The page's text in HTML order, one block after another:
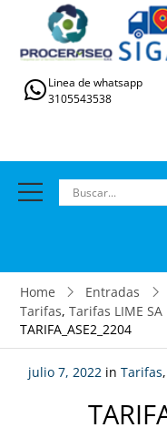
Linea de whatsapp
3105543538
Home
Entradas
Tarifas, Tarifas LIME SA
TARIFA_ASE2_2204
julio 7, 2022 in Tarifas,